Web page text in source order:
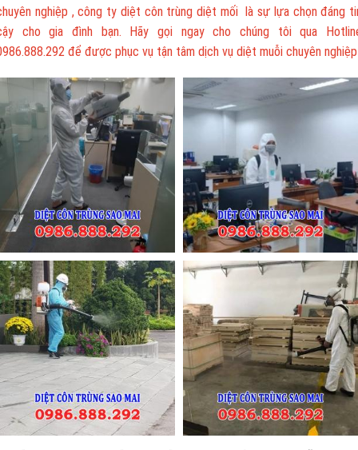
nghiệp , công ty diệt côn trùng diệt mối là sự lựa chọn đáng
cho gia đình bạn. Hãy gọi ngay cho chúng tôi qua
để được phục vụ tận tâm dịch vụ diệt muỗi chuyên nghiệp